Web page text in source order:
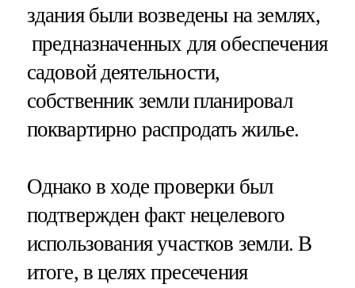
здания были возведены на землях,
предназначенных для обеспечения
садовой деятельности,
собственник земли планировал
поквартирно распродать жилье.
Однако в ходе проверки был
подтвержден факт нецелевого
использования участков земли. В
итоге, в целях пресечения